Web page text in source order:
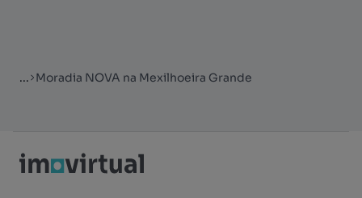
... Moradia NOVA na Mexilhoeira Grande